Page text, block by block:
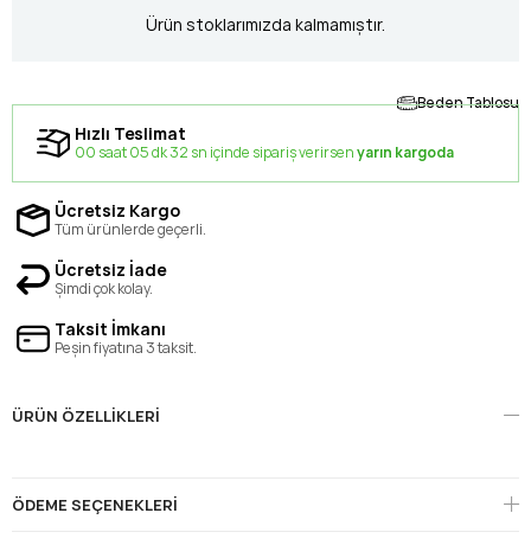
Ürün stoklarımızda kalmamıştır.
Beden Tablosu
Hızlı Teslimat
00 saat 05 dk 32 sn içinde sipariş verirsenyarın kargoda
Ücretsiz Kargo
Tüm ürünlerde geçerli.
Ücretsiz İade
Şimdi çok kolay.
Taksit İmkanı
Peşin fiyatına 3 taksit.
ÜRÜN ÖZELLIKLERI
ÖDEME SEÇENEKLERI